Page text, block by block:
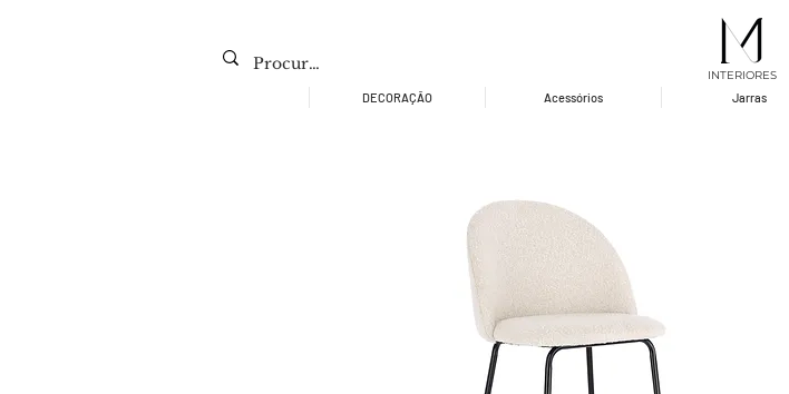
INTERIORES
DECORAÇÃO Acessórios Jarras